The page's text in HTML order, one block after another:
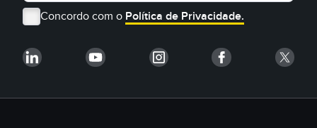
Concordo com o Política de Privacidade.